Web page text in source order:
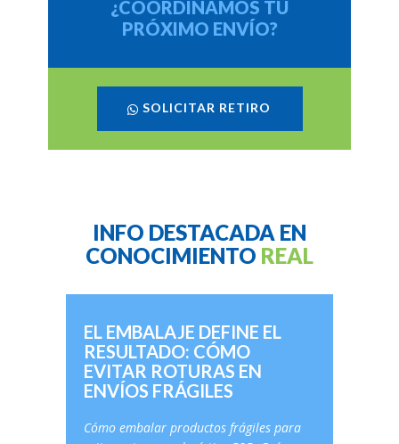
¿COORDINAMOS TU
PRÓXIMO ENVÍO?
SOLICITAR RETIRO
INFO DESTACADA EN
CONOCIMIENTO REAL
EL EMBALAJE DEFINE EL
RESULTADO: CÓMO
EVITAR ROTURAS EN
ENVÍOS FRÁGILES
Cómo embalar productos frágiles para